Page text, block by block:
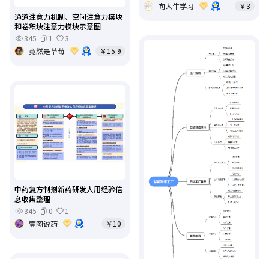
向大牛学习
￥3
通道注意力机制、空间注意力模块
和卷积块注意力模块示意图
345
1
3
竟然是草莓
￥15.9
中药复方制剂新药研发人用经验信
息收集整理
345
0
1
壹图说药
￥10